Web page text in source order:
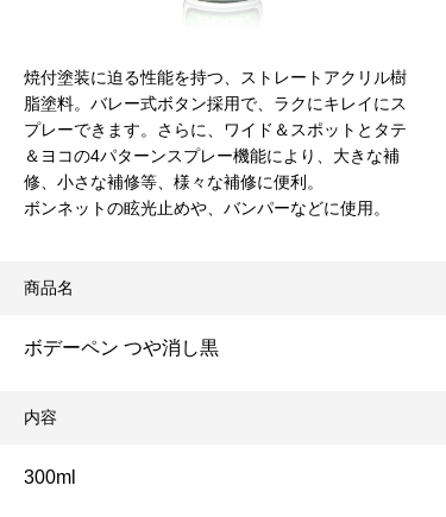
焼付塗装に迫る性能を持つ、ストレートアクリル樹
脂塗料。バレー式ボタン採用で、ラクにキレイにス
プレーできます。さらに、ワイド＆スポットとタテ
＆ヨコの4パターンスプレー機能により、大きな補
修、小さな補修等、様々な補修に便利。
ボンネットの眩光止めや、バンパーなどに使用。
商品名
ボデーペン つや消し黒
内容
300ml